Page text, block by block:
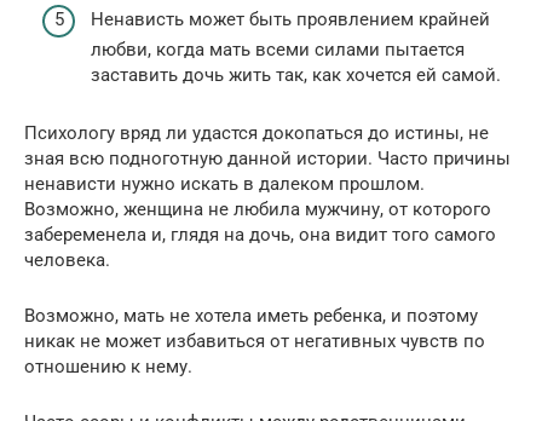
Ненависть может быть проявлением крайней
любви, когда мать всеми силами пытается
заставить дочь жить так, как хочется ей самой.
Психологу вряд ли удастся докопаться до истины, не
зная всю подноготную данной истории. Часто причины
ненависти нужно искать в далеком прошлом.
Возможно, женщина не любила мужчину, от которого
забеременела и, глядя на дочь, она видит того самого
человека.
Возможно, мать не хотела иметь ребенка, и поэтому
никак не может избавиться от негативных чувств по
отношению к нему.